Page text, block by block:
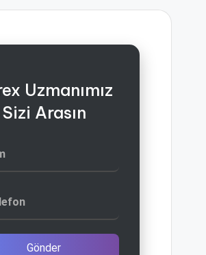
Uzmanımız
Sizi Arasın
Gönder